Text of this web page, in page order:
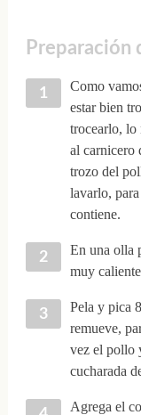
Preparación
Como
estar bien
trocearlo, lo
al carnicero
trozo del
lavarlo,
contiene.
En una olla
muy
Pela y pica
remueve,
vez el pollo
cucharada
Agrega el